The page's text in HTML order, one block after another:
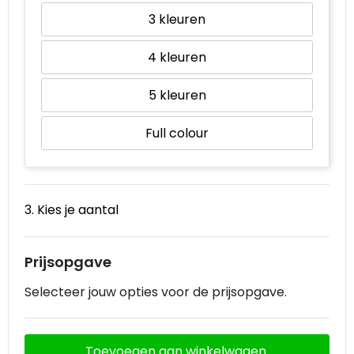
3
4
5
Full colour
3. Kies je aantal
Prijsopgave
Selecteer jouw opties voor de prijsopgave.